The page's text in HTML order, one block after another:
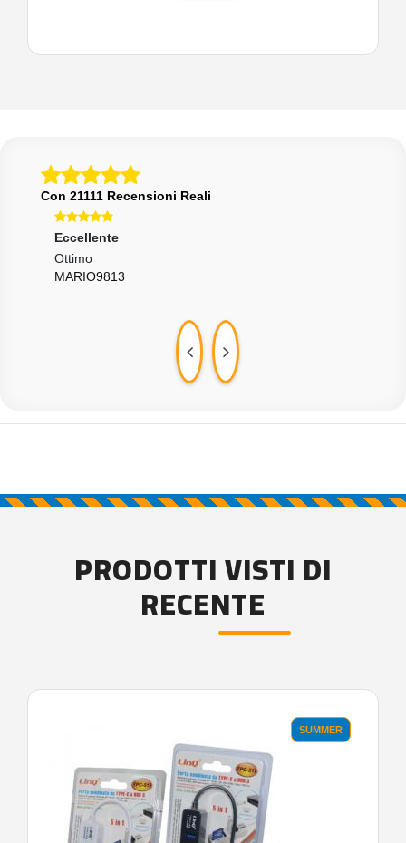
Con 21111 Recensioni Reali
Eccellente
Ottimo
MARIO9813
PRODOTTI VISTI DI
RECENTE
SUMMER